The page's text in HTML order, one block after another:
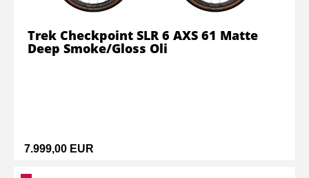
7.999,00 EUR
Trek Checkpoint SLR 6 AXS 61 Matte
Deep Smoke/Gloss Oli